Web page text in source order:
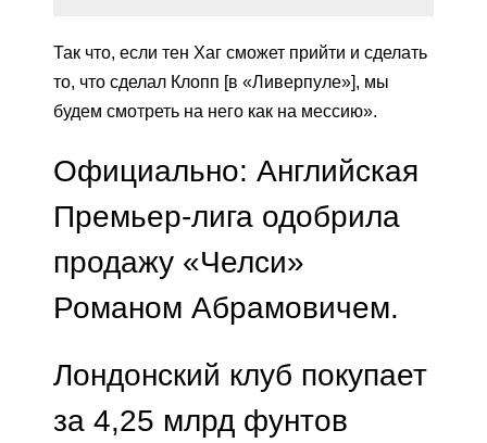
Так что, если тен Хаг сможет прийти и сделать
то, что сделал Клопп [в «Ливерпуле»], мы
будем смотреть на него как на мессию».
Официально: Английская
Премьер-лига одобрила
продажу «Челси»
Романом Абрамовичем.
Лондонский клуб покупает
за 4,25 млрд фунтов